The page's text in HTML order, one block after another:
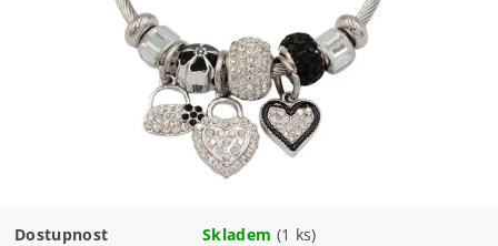
Dostupnost Skladem (1 ks)